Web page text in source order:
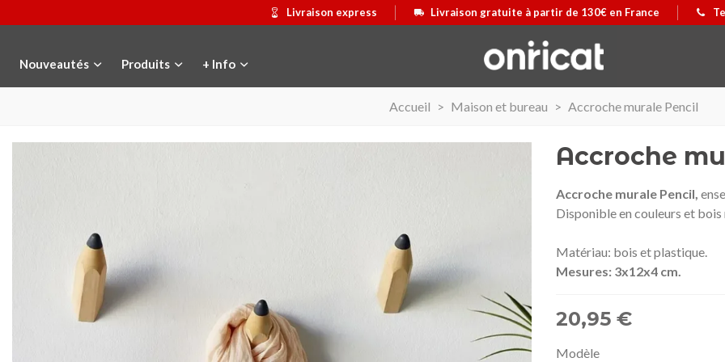
Livraison express Livraison gratuite à partir de 130€ en France
Nouveautés Produits + Info
Accueil > Maison et bureau > Accroche murale Pencil
Accroche
Accroche murale Pencil,
Disponible en couleurs et bois
Matériau: bois et plastique.
Mesures: 3x12x4 cm.
20,95 €
Modèle
Motxilla Stivibags Airmax II
Afficher plus
Maleta Secur Line